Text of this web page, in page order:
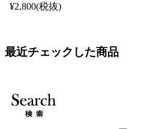
¥2,800(税抜)
最近チェックした商品